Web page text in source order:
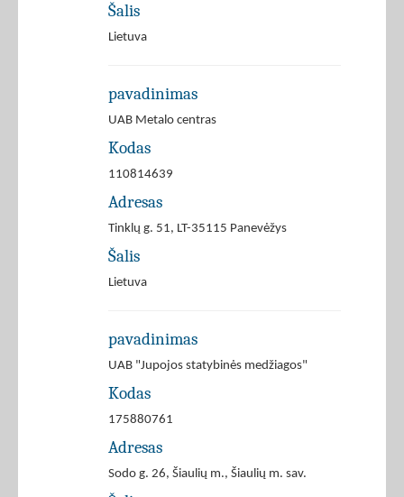
Šalis
Lietuva
pavadinimas
UAB Metalo centras
Kodas
110814639
Adresas
Tinklų g. 51, LT-35115 Panevėžys
Šalis
Lietuva
pavadinimas
UAB "Jupojos statybinės medžiagos"
Kodas
175880761
Adresas
Sodo g. 26, Šiaulių m., Šiaulių m. sav.